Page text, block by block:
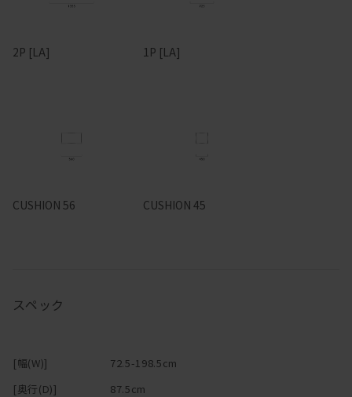
2P [LA] 1P [LA]
CUSHION 56 CUSHION 45
スペック
[幅(W)]
72.5-198.5cm
[奥行(D)]
87.5cm